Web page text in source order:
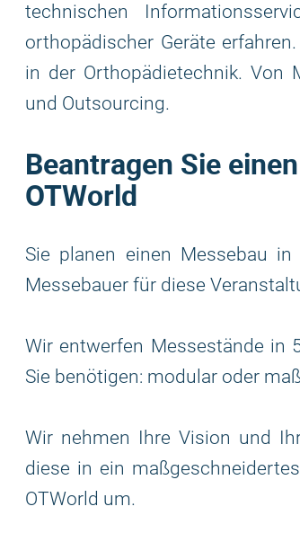
technischen
orthopädischer Geräte
in der Orthopädietechnik. Von
und Outsourcing.
Beantragen Sie
OTWorld
Sie planen einen Messebau in
Messebauer für diese
Wir entwerfen Messestände in
Sie benötigen: modular oder
Wir nehmen Ihre Vision und
diese in ein
OTWorld um.